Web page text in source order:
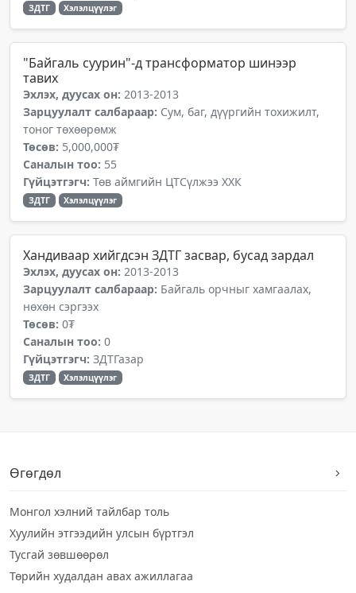
ЗДТГ Хэлэлцүүлэг
"Байгаль суурин"-д трансформатор шинээр
тавих
Эхлэх, дуусах он: 2013-2013
Зарцуулалт салбараар: Сум, баг, дүүргийн тохижилт,
тоног төхөөрөмж
Төсөв: 5,000,000₮
Саналын тоо: 55
Гүйцэтгэгч: Төв аймгийн ЦТСүлжээ ХХК
ЗДТГ Хэлэлцүүлэг
Хандиваар хийгдсэн ЗДТГ засвар, бусад зардал
Эхлэх, дуусах он: 2013-2013
Зарцуулалт салбараар: Байгаль орчныг хамгаалах,
нөхөн сэргээх
Төсөв: 0₮
Саналын тоо: 0
Гүйцэтгэгч: ЗДТГазар
ЗДТГ Хэлэлцүүлэг
Өгөгдөл
Монгол хэлний тайлбар толь
Хуулийн этгээдийн улсын бүртгэл
Тусгай зөвшөөрөл
Төрийн худалдан авах ажиллагаа